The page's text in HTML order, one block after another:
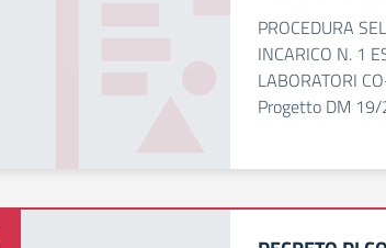
PROCEDURA
INCARICO N. 1
LABORATORI
Progetto DM 19/